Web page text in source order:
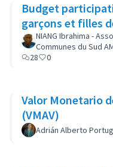
Budget
garçons et filles
NIANG Ibrahima -
Communes du Sud
28
0
Valor Monetario
(VMAV)
Adrián Alberto